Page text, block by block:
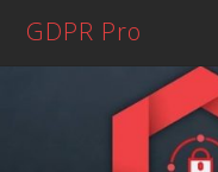
GDPR Pro